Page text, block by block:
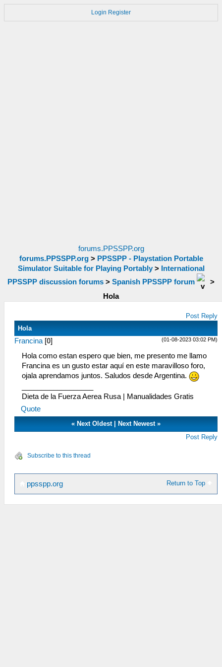
Login Register
forums.PPSSPP.org
forums.PPSSPP.org> PPSSPP - Playstation Portable
Simulator Suitable for Playing Portably> International
PPSSPP discussion forums > Spanish PPSSPP forum
>
Hola
Post Reply
Hola
(01-08-2023 03:02 PM)
Francina [0]
Hola como estan espero que bien, me presento me llamo
Francina es un gusto estar aquí en este maravilloso foro,
ojala aprendamos juntos. Saludos desde Argentina.
Dieta de la Fuerza Aerea Rusa
Manualidades Gratis
Quote
«Next Oldest|Next Newest »
Post Reply
Subscribe to this thread
Return to Top
ppsspp.org